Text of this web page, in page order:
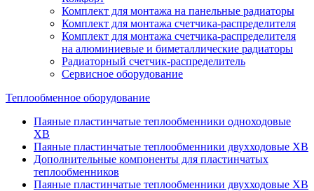
Комплект для монтажа на панельные радиаторы
Комплект для монтажа счетчика-распределителя
Комплект для монтажа счетчика-распределителя
на алюминиевые и биметаллические радиаторы
Радиаторный счетчик-распределитель
Сервисное оборудование
Теплообменное оборудование
Паяные пластинчатые теплообменники одноходовые
ХВ
Паяные пластинчатые теплообменники двухходовые ХВ
Дополнительные компоненты для пластинчатых
теплообменников
Паяные пластинчатые теплообменники двухходовые XB